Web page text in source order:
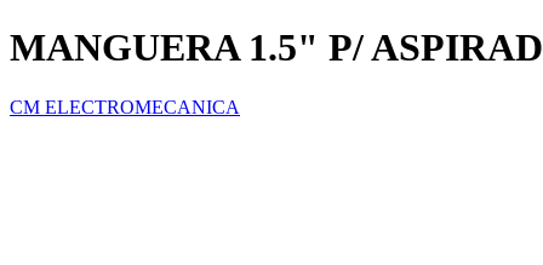
MANGUERA 1.5" P/
CM ELECTROMECANICA